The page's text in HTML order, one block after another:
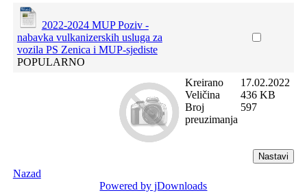
2022-2024 MUP Poziv -
nabavka vulkanizerskih usluga za
vozila PS Zenica i MUP-sjediste
POPULARNO
Kreirano
Veličina
Broj
preuzimanja
17.02.2022
436 KB
597
Nazad
Powered by jDownloads